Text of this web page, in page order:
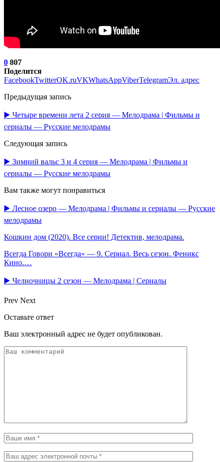
0 807
Поделится
FacebookTwitterOK.ruVKWhatsAppViberTelegramЭл. адрес
Предыдущая запись
▶️ Четыре времени лета 2 серия — Мелодрама | Фильмы и
сериалы — Русские мелодрамы
Следующая запись
▶️ Зимний вальс 3 и 4 серия — Мелодрама | Фильмы и
сериалы — Русские мелодрамы
Вам также могут понравиться
▶️ Лесное озеро — Мелодрама | Фильмы и сериалы — Русские
мелодрамы
Кошкин дом (2020). Все серии! Детектив, мелодрама.
Всегда Говори «Всегда» — 9. Сериал. Весь сезон. Феникс
Кино.…
▶️ Челночницы 2 сезон — Мелодрама | Сериалы
Prev Next
Оставьте ответ
Ваш электронный адрес не будет опубликован.